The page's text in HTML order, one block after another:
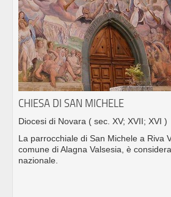
CHIESA DI SAN MICHELE
Diocesi di Novara ( sec. XV; XVII; XVI )
La parrocchiale di San Michele a Riva
comune di Alagna Valsesia, è
nazionale.